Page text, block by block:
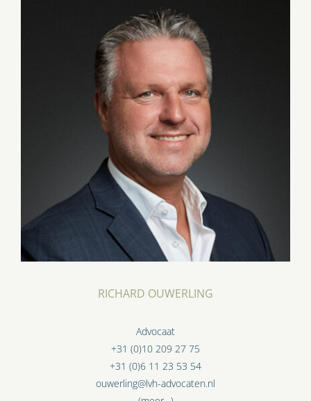
RICHARD OUWERLING
Advocaat
+31 (0)10 209 27 75
+31 (0)6 11 23 53 54
ouwerling@lvh-advocaten.nl